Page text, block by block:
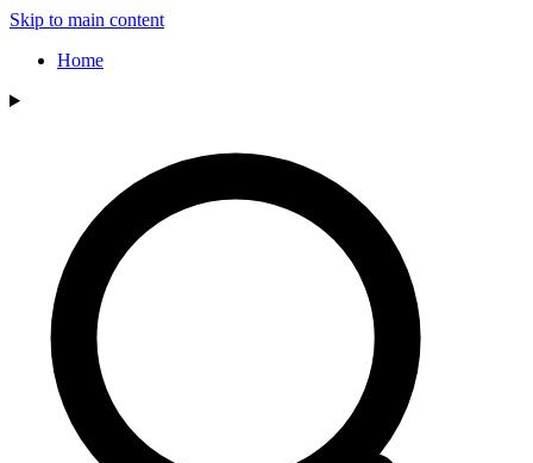
Skip to main content
Home